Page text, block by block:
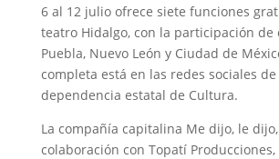
6 al 12 julio ofrece siete funciones
teatro Hidalgo, con la participación de
Puebla, Nuevo León y Ciudad de
completa está en las redes sociales de
dependencia estatal de Cultura.
La compañía capitalina Me dijo, le
colaboración con Topatí